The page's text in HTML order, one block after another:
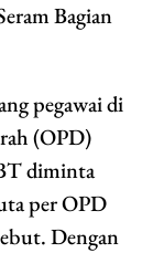
Bagian
pegawai di
(OPD)
diminta
per OPD
Dengan